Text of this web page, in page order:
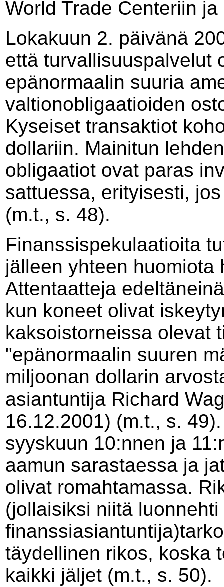
World Trade Centeriin
Lokakuun 2. päivänä
että turvallisuuspalvelut
epänormaalin suuria
valtionobligaatioiden
Kyseiset transaktiot
dollariin. Mainitun
obligaatiot ovat paras
sattuessa, erityisesti,
(m.t., s. 48).
Finanssispekulaatioita
jälleen yhteen huomiota
Attentaatteja
kun koneet olivat
kaksoistorneissa olevat
"epänormaalin suuren
miljoonan dollarin
asiantuntija Richard
16.12.2001) (m.t., s.
syyskuun 10:nnen ja
aamun sarastaessa ja
olivat romahtamassa.
(jollaisiksi niitä luonnehti
täydellinen rikos, koska
kaikki jäljet (m.t., s. 50).